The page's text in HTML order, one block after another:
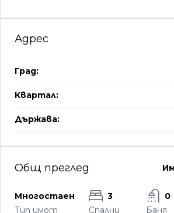
Адрес
Град:
Квартал:
Държава:
Общ преглед
Многостаен
Тип имот
3
Спални
0
Баня